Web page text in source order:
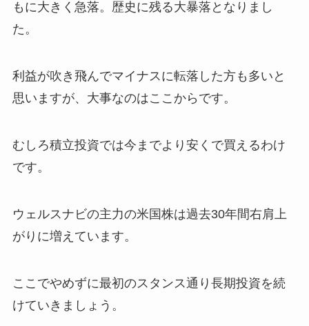
もに大きく急落。歴史に残る大暴落となりまし
た。
利益が吹き飛んでマイナスに転落した方も多いと
思いますが、大事なのはここからです。
むしろ積立投資では今までより安くで買えるわけ
です。
ウェルスナビの主力の米国株は過去30年間右肩上
がりに増えています。
ここでやめずに最初のスタンス通り長期投資を続
けていきましょう。